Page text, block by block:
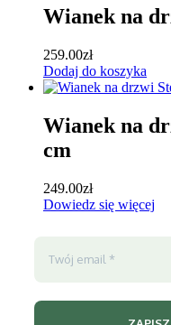
Wianek na
259.00zł
Dodaj do koszyka
Wianek na
cm
249.00zł
Dowiedz się więcej